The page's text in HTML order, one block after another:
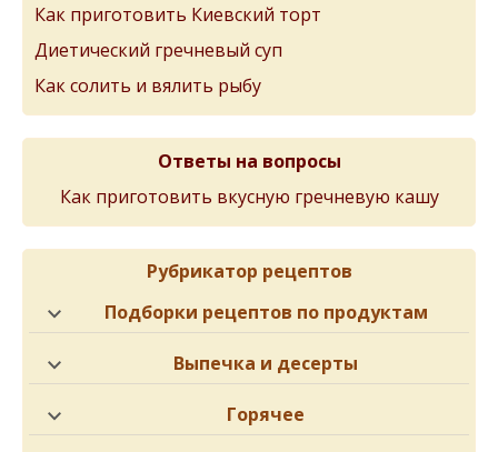
Как приготовить Киевский торт
Диетический гречневый суп
Как солить и вялить рыбу
Ответы на вопросы
Как приготовить вкусную гречневую кашу
Рубрикатор рецептов
Подборки рецептов по продуктам
Выпечка и десерты
Горячее